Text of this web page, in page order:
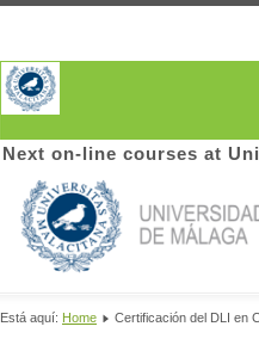
Next on-line courses at
Está aquí: Home Certificación del DLI en